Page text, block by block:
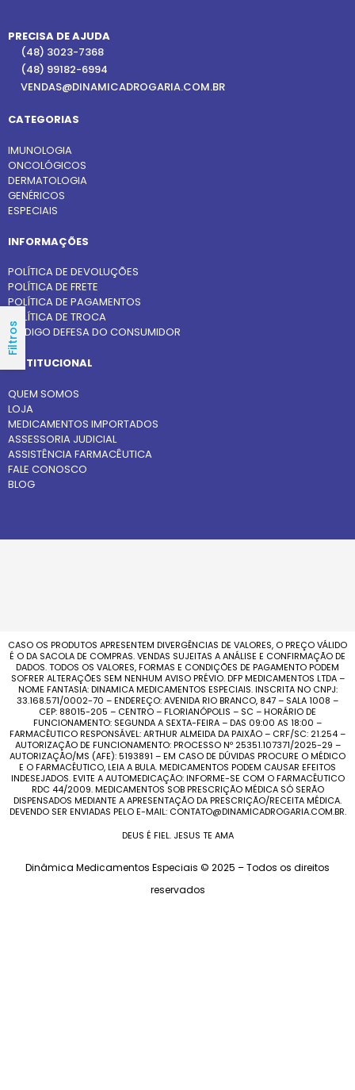
Filtros
PRECISA DE AJUDA
(48) 3023-7368
(48) 99182-6994
VENDAS@DINAMICADROGARIA.COM.BR
CATEGORIAS
IMUNOLOGIA
ONCOLÓGICOS
DERMATOLOGIA
GENÉRICOS
ESPECIAIS
INFORMAÇÕES
POLÍTICA DE DEVOLUÇÕES
POLÍTICA DE FRETE
POLÍTICA DE PAGAMENTOS
POLÍTICA DE TROCA
CÓDIGO DEFESA DO CONSUMIDOR
INSTITUCIONAL
QUEM SOMOS
LOJA
MEDICAMENTOS IMPORTADOS
ASSESSORIA JUDICIAL
ASSISTÊNCIA FARMACÊUTICA
FALE CONOSCO
BLOG
CASO OS PRODUTOS APRESENTEM DIVERGÊNCIAS DE VALORES, O PREÇO VÁLIDO
É O DA SACOLA DE COMPRAS. VENDAS SUJEITAS A ANÁLISE E CONFIRMAÇÃO DE
DADOS. TODOS OS VALORES, FORMAS E CONDIÇÕES DE PAGAMENTO PODEM
SOFRER ALTERAÇÕES SEM NENHUM AVISO PRÉVIO. DFP MEDICAMENTOS LTDA –
NOME FANTASIA: DINAMICA MEDICAMENTOS ESPECIAIS. INSCRITA NO CNPJ:
33.168.571/0002-70 – ENDEREÇO: AVENIDA RIO BRANCO, 847 – SALA 1008 –
CEP: 88015-205 – CENTRO – FLORIANÓPOLIS – SC – HORÁRIO DE
FUNCIONAMENTO: SEGUNDA A SEXTA-FEIRA – DAS 09:00 AS 18:00 –
FARMACÊUTICO RESPONSÁVEL: ARTHUR ALMEIDA DA PAIXÃO – CRF/SC: 21.254 –
AUTORIZAÇÃO DE FUNCIONAMENTO: PROCESSO Nº 25351.107371/2025-29 –
AUTORIZAÇÃO/MS (AFE): 5193891 – EM CASO DE DÚVIDAS PROCURE O MÉDICO
E O FARMACÊUTICO, LEIA A BULA. MEDICAMENTOS PODEM CAUSAR EFEITOS
INDESEJADOS. EVITE A AUTOMEDICAÇÃO: INFORME-SE COM O FARMACÊUTICO
RDC 44/2009. MEDICAMENTOS SOB PRESCRIÇÃO MÉDICA SÓ SERÃO
DISPENSADOS MEDIANTE A APRESENTAÇÃO DA PRESCRIÇÃO/RECEITA MÉDICA.
DEVENDO SER ENVIADAS PELO E-MAIL: CONTATO@DINAMICADROGARIA.COM.BR.
DEUS É FIEL. JESUS TE AMA
Dinâmica Medicamentos Especiais © 2025 – Todos os direitos
reservados